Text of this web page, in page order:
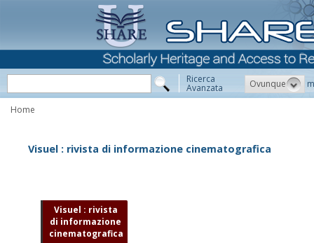
Ricerca
Avanzata Ovunque
Home
Visuel : rivista di informazione cinematografica
Visuel : rivista
di informazione
cinematografica